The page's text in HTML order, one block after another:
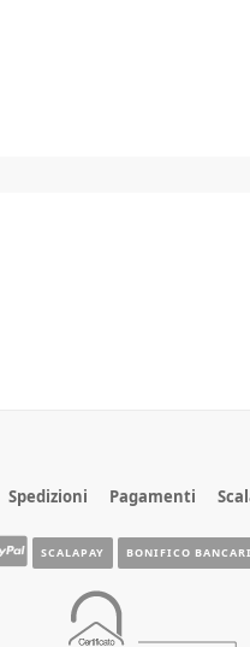
Spedizioni Pagamenti
SCALAPAY BONIFICO